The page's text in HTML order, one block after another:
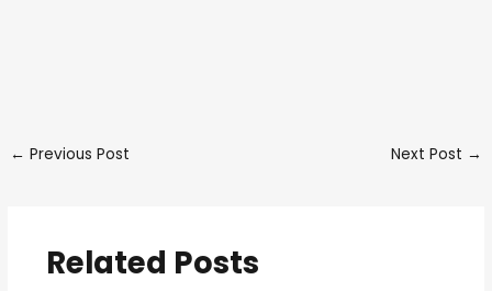
← Previous Post Next Post →
Related Posts